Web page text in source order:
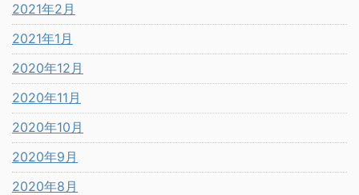
2021年2月
2021年1月
2020年12月
2020年11月
2020年10月
2020年9月
2020年8月